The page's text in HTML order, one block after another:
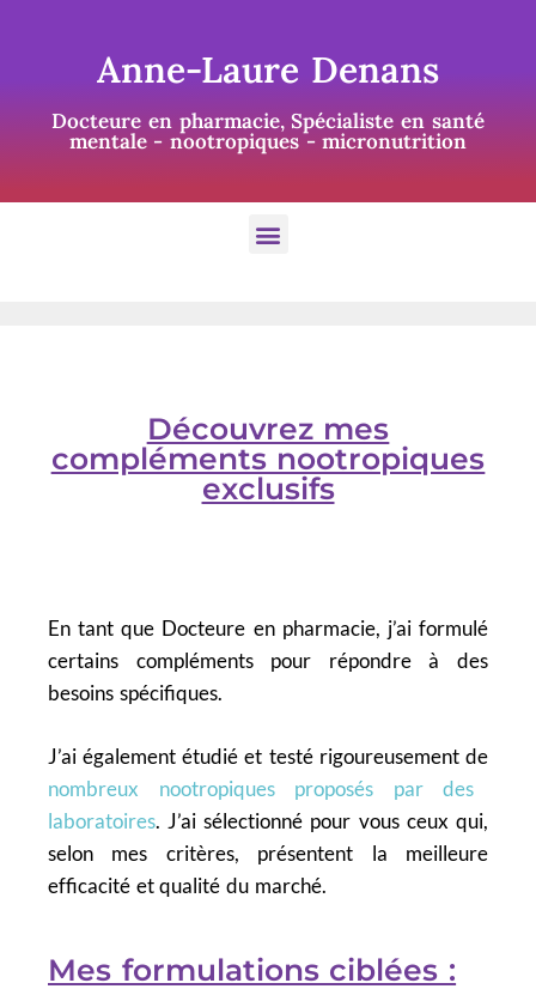
Anne-Laure Denans
Docteure en pharmacie, Spécialiste en santé
mentale - nootropiques - micronutrition
Découvrez mes
compléments nootropiques
exclusifs
En tant que Docteure en pharmacie, j’ai formulé
certains compléments pour répondre à des
besoins spécifiques.
J’ai également étudié et testé rigoureusement de
nombreux nootropiques proposés par des
laboratoires. J’ai sélectionné pour vous ceux qui,
selon mes critères, présentent la meilleure
efficacité et qualité du marché.
Mes formulations ciblées :